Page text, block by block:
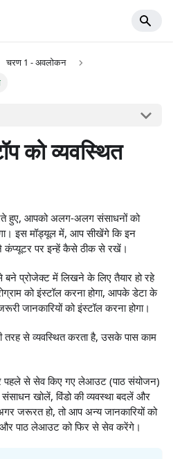
चरण 1 - अवलोकन
को व्यवस्थित
हुए, आपको अलग-अलग संसाधनों को
इस मॉड्यूल में, आप सीखेंगे कि इन
कंप्यूटर पर इन्हें कैसे ठीक से रखें।
प्रोजेक्ट में लिखने के लिए तैयार हो रहे
को इंस्टॉल करना होगा, आपके डेटा के
जानकारियों को इंस्टॉल करना होगा।
से व्यवस्थित करता है, उसके पास काम
से सेव किए गए लेआउट (पाठ संयोजन)
खोलें, विंडो की व्यवस्था बदलें और
जरूरत हो, तो आप अन्य जानकारियों को
और पाठ लेआउट को फिर से सेव करेंगे।